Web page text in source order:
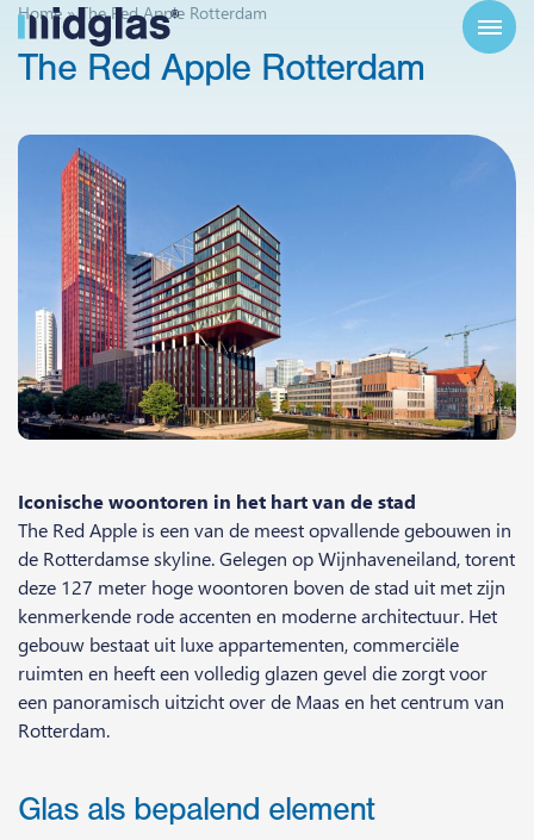
Home»The Red Apple Rotterdam
The Red Apple Rotterdam
Iconische woontoren in het hart van de stad
The Red Apple is een van de meest opvallende gebouwen in
de Rotterdamse skyline. Gelegen op Wijnhaveneiland, torent
deze 127 meter hoge woontoren boven de stad uit met zijn
kenmerkende rode accenten en moderne architectuur. Het
gebouw bestaat uit luxe appartementen, commerciële
ruimten en heeft een volledig glazen gevel die zorgt voor
een panoramisch uitzicht over de Maas en het centrum van
Rotterdam.
Glas als bepalend element